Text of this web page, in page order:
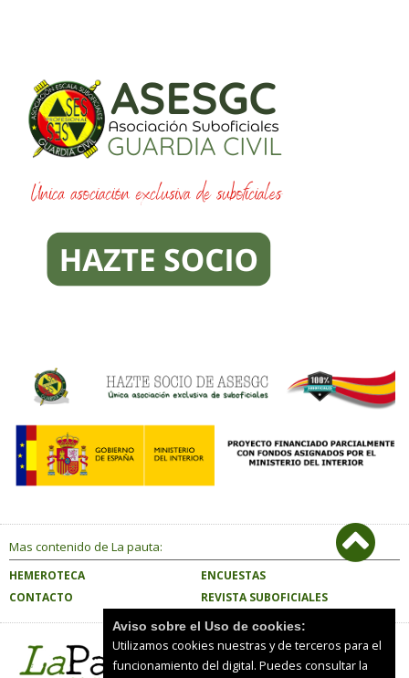
Mas contenido de La pauta:
HEMEROTECA
ENCUESTAS
CONTACTO
REVISTA SUBOFICIALES
Aviso sobre el Uso de cookies:
Utilizamos cookies nuestras y de terceros para el
funcionamiento del digital. Puedes consultar la